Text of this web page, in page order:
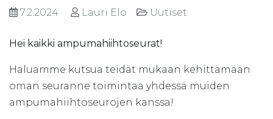
7.2.2024 Lauri Elo Uutiset
Hei kaikki ampumahiihtoseurat!
Haluamme kutsua teidät mukaan kehittämään
oman seuranne toimintaa yhdessä muiden
ampumahiihtoseurojen kanssa!